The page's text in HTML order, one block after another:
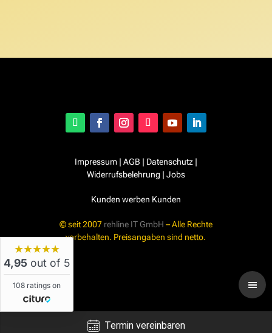
Impressum| AGB | Datenschutz|
Widerrufsbelehrung | Jobs
Kunden werben Kunden
© seit 2007 rehline IT GmbH – Alle Rechte
vorbehalten. Preisangaben sind netto.
Termin vereinbaren
★★★★★
4,95 out of 5
108 ratings on